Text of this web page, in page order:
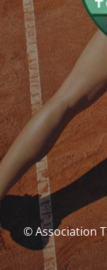
© Association